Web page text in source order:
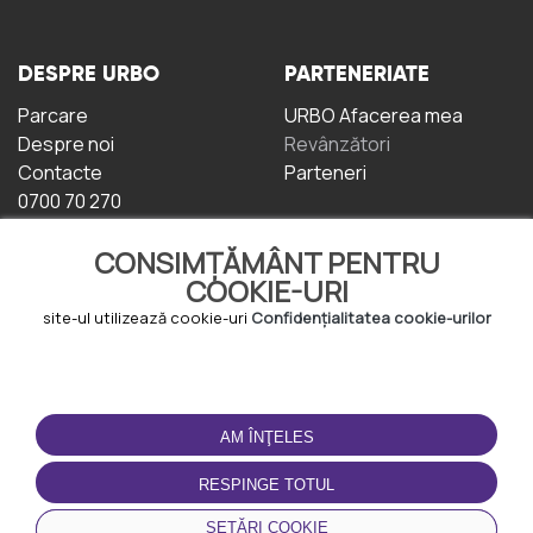
CONSIMȚĂMÂNT PENTRU
COOKIE-URI
site-ul utilizează cookie-uri Confidențialitatea cookie-urilor
AM ÎNŢELES
RESPINGE TOTUL
SETĂRI COOKIE
DESPRE URBO
Parcare
Despre noi
Contacte
0700 70 270
PARTENERIATE
URBO Afacerea mea
Revânzători
Parteneri
TERMENI DE UTILIZARE
Termeni și condiții
Politica de
Confidențialitate
Politica de cookie-uri
DESCĂRCAȚI
APLICAȚIA